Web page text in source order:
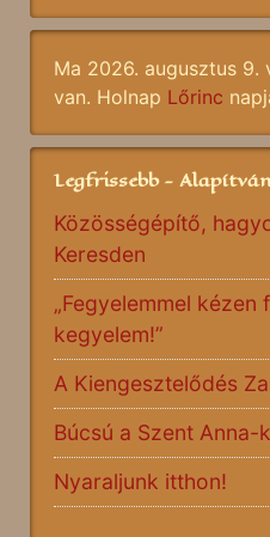
Ma 2026. augusztus 9.
van. Holnap Lőrinc
Legfrissebb -
Közösségépítő,
Keresden
„Fegyelemmel kézen
kegyelem!”
A Kiengesztelődés
Búcsú a Szent Anna-
Nyaraljunk itthon!